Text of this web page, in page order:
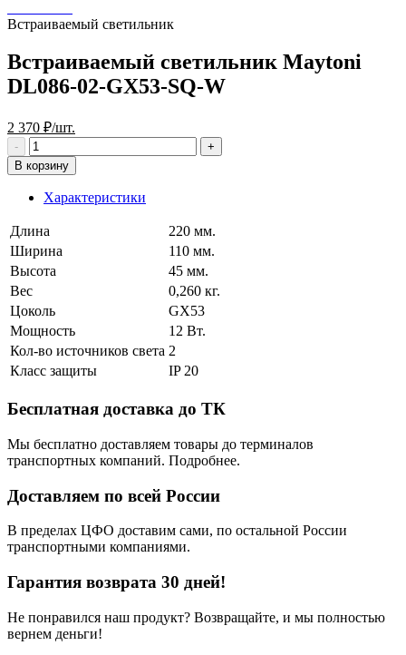
Встраиваемый светильник
Встраиваемый светильник Maytoni
DL086-02-GX53-SQ-W
2 370 ₽/шт.
В корзину
Характеристики
Длина
220 мм.
Ширина
110 мм.
Высота
45 мм.
Вес
0,260 кг.
Цоколь
GX53
Мощность
12 Вт.
Кол-во источников света 2
Класс защиты
IP 20
Бесплатная доставка до ТК
Мы бесплатно доставляем товары до терминалов
транспортных компаний. Подробнее.
Доставляем по всей России
В пределах ЦФО доставим сами, по остальной России
транспортными компаниями.
Гарантия возврата 30 дней!
Не понравился наш продукт? Возвращайте, и мы полностью
вернем деньги!